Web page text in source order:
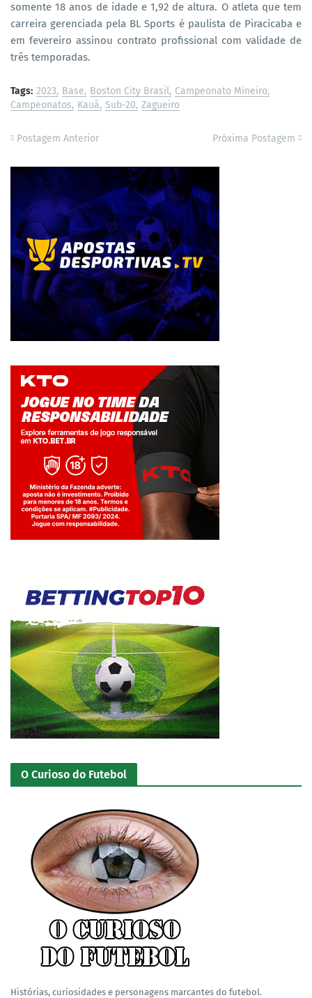
somente 18 anos de idade e 1,92 de altura. O atleta que tem
carreira gerenciada pela BL Sports é paulista de Piracicaba e
em fevereiro assinou contrato profissional com validade de
três temporadas.
Tags: 2023 Base Boston City Brasil Campeonato Mineiro
Campeonatos Kauã Sub-20 Zagueiro
Postagem Anterior Próxima Postagem
Jogue com responsabilidade. 18+
O Curioso do Futebol
Histórias, curiosidades e personagens marcantes do futebol.